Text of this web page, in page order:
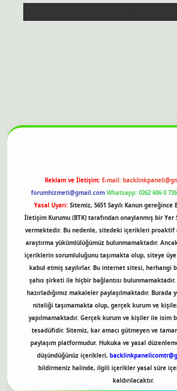
Reklam ve İletişim: E-mail:
forumhizmeti@gmail.com Whatsapp: 0262 606 0 726
Yasal Uyarı: Sitemiz, 5651 Sayılı Kanun
İletişim Kurumu (BTK) tarafından onaylanmış bir Yer
vermektedir. Bu nedenle, sitedeki içerikleri proaktif
araştırma yükümlülüğümüz bulunmamaktadır.
içeriklerin sorumluluğunu taşımakta olup, siteye
kabul etmiş sayılırlar. Bu internet sitesi, herhangi
şahıs şirketi ile hiçbir bağlantısı
hazırladığımız makaleler paylaşılmaktadır.
niteliği taşımamakta olup, gerçek kurum ve
yapılmamaktadır. Gerçek kurum ve kişiler ile isim
tesadüfidir. Sitemiz, kar amacı gütmeyen ve
paylaşım platformudur. Hukuka ve yasal
düşündüğünüz içerikleri,
bildirmeniz halinde, ilgili içerikler yasal süre
kaldırılacaktır.